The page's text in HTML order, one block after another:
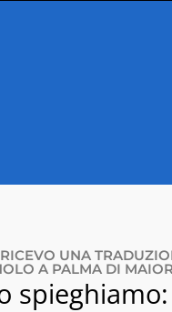
UNA
A PALMA DI
spieghiamo: